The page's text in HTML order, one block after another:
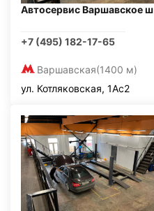
Автосервис Варшавское ш
+7 (495) 182-17-65
Варшавская(1400 м)
ул. Котляковская, 1Ас2